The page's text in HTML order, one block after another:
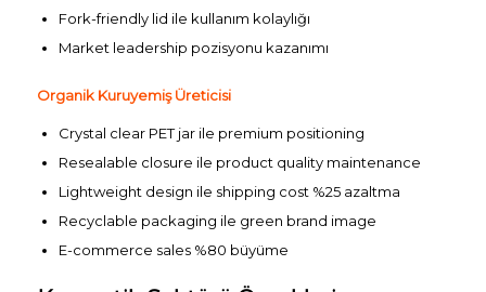
Fork-friendly lid ile kullanım kolaylığı
Market leadership pozisyonu kazanımı
Organik Kuruyemiş Üreticisi
Crystal clear PET jar ile premium positioning
Resealable closure ile product quality maintenance
Lightweight design ile shipping cost %25 azaltma
Recyclable packaging ile green brand image
E-commerce sales %80 büyüme